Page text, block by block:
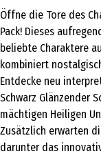
Öffne die Tore des
Pack! Dieses
beliebte Charaktere
kombiniert
Entdecke neu
Schwarz Glänzender
mächtigen Heiligen
Zusätzlich erwarten
darunter das